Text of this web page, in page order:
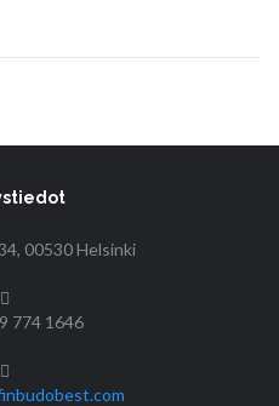
00530 Helsinki
774 1646